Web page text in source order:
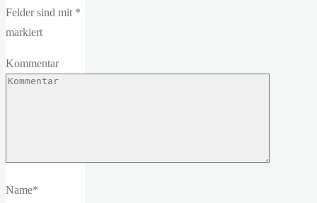
Felder sind mit *
markiert
Kommentar
Name*